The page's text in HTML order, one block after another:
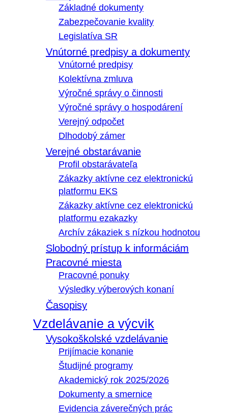
Základné dokumenty
Zabezpečovanie kvality
Legislatíva SR
Vnútorné predpisy a dokumenty
Vnútorné predpisy
Kolektívna zmluva
Výročné správy o činnosti
Výročné správy o hospodárení
Verejný odpočet
Dlhodobý zámer
Verejné obstarávanie
Profil obstarávateľa
Zákazky aktívne cez elektronickú
platformu EKS
Zákazky aktívne cez elektronickú
platformu ezakazky
Archív zákaziek s nízkou hodnotou
Slobodný prístup k informáciám
Pracovné miesta
Pracovné ponuky
Výsledky výberových konaní
Časopisy
Vzdelávanie a výcvik
Vysokoškolské vzdelávanie
Prijímacie konanie
Študijné programy
Akademický rok 2025/2026
Dokumenty a smernice
Evidencia záverečných prác